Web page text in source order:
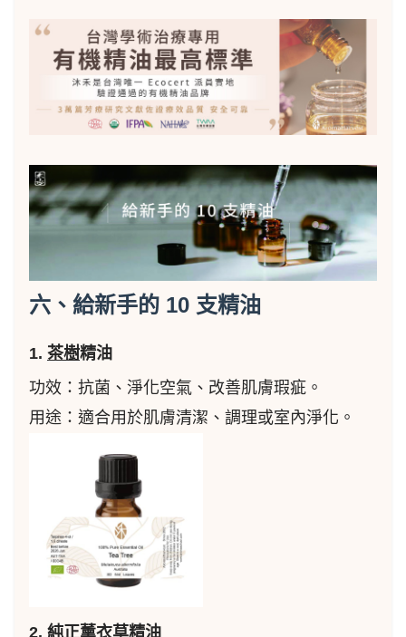
六、給新手的 10 支精油
1. 茶樹精油
功效：抗菌、淨化空氣、改善肌膚瑕疵。
用途：適合用於肌膚清潔、調理或室內淨化。
2. 純正薰衣草精油